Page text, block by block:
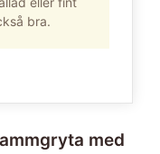
bra.
med